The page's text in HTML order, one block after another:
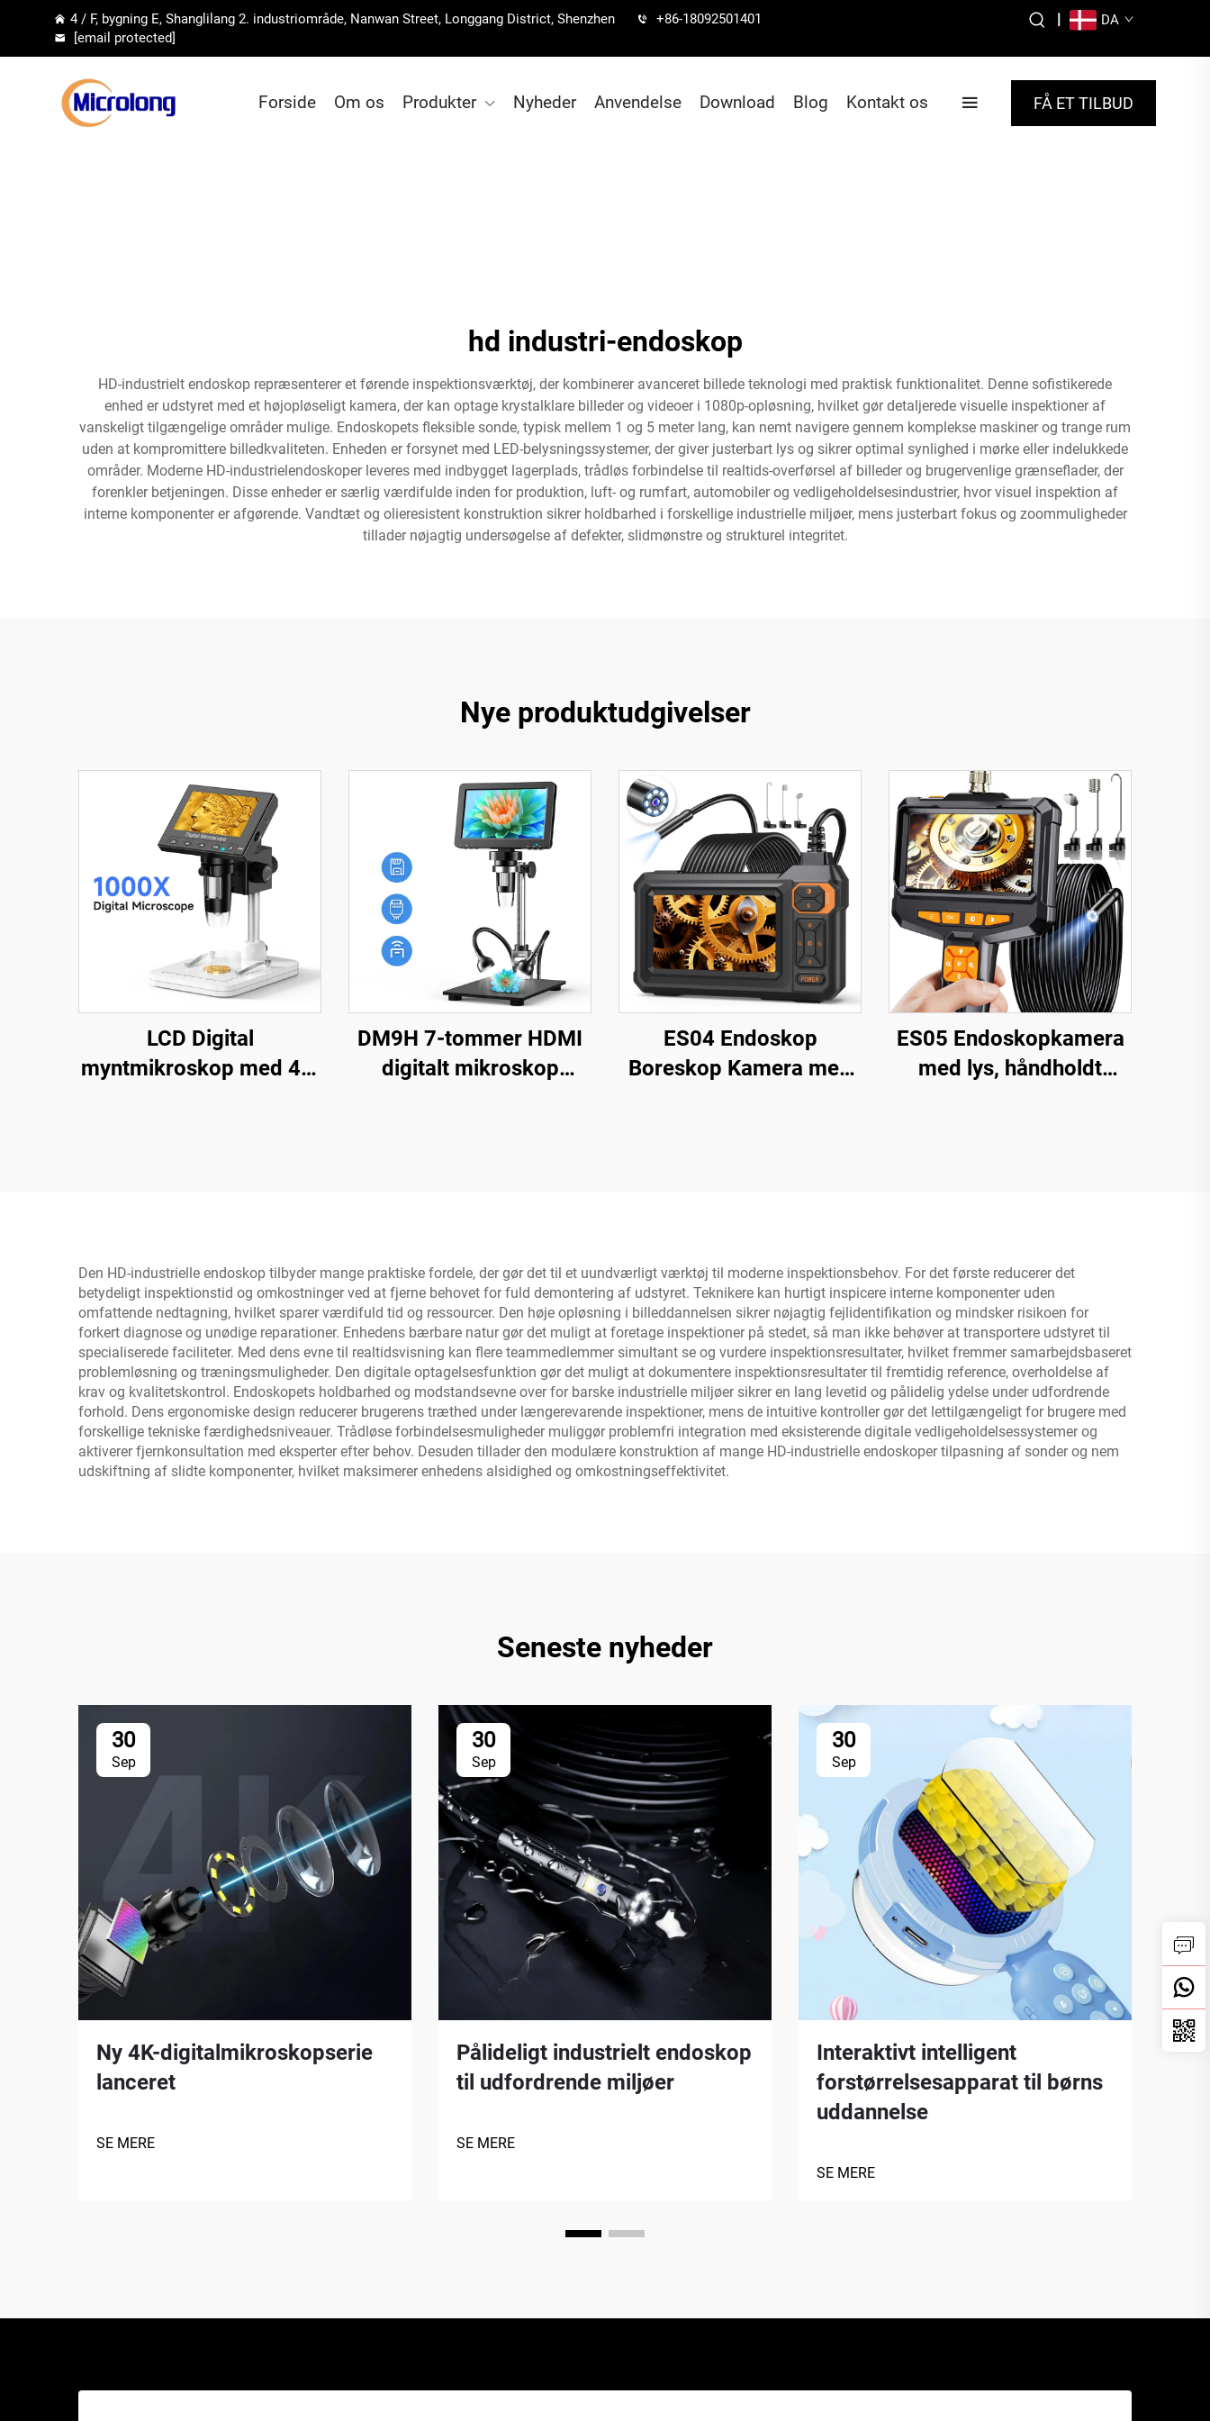
4 / F, bygning E, Shanglilang 2. industriområde, Nanwan Street, Longgang District, Shenzhen
+86-18092501401
[email protected]
| DA
Forside Om os Produkter Nyheder Anvendelse Download Blog Kontakt os FÅ ET TILBUD
hd industri-endoskop
HD-industrielt endoskop repræsenterer et førende inspektionsværktøj, der kombinerer avanceret billede teknologi med praktisk funktionalitet. Denne sofistikerede
enhed er udstyret med et højopløseligt kamera, der kan optage krystalklare billeder og videoer i 1080p-opløsning, hvilket gør detaljerede visuelle inspektioner af
vanskeligt tilgængelige områder mulige. Endoskopets fleksible sonde, typisk mellem 1 og 5 meter lang, kan nemt navigere gennem komplekse maskiner og trange rum
uden at kompromittere billedkvaliteten. Enheden er forsynet med LED-belysningssystemer, der giver justerbart lys og sikrer optimal synlighed i mørke eller indelukkede
områder. Moderne HD-industrielendoskoper leveres med indbygget lagerplads, trådløs forbindelse til realtids-overførsel af billeder og brugervenlige grænseflader, der
forenkler betjeningen. Disse enheder er særlig værdifulde inden for produktion, luft- og rumfart, automobiler og vedligeholdelsesindustrier, hvor visuel inspektion af
interne komponenter er afgørende. Vandtæt og olieresistent konstruktion sikrer holdbarhed i forskellige industrielle miljøer, mens justerbart fokus og zoommuligheder
tillader nøjagtig undersøgelse af defekter, slidmønstre og strukturel integritet.
Nye produktudgivelser
LCD Digital
myntmikroskop med 4,3
DM9H 7-tommer HDMI
digitalt mikroskop
ES04 Endoskop
Boreskop Kamera med
ES05 Endoskopkamera
med lys, håndholdt
Den HD-industrielle endoskop tilbyder mange praktiske fordele, der gør det til et uundværligt værktøj til moderne inspektionsbehov. For det første reducerer det
betydeligt inspektionstid og omkostninger ved at fjerne behovet for fuld demontering af udstyret. Teknikere kan hurtigt inspicere interne komponenter uden
omfattende nedtagning, hvilket sparer værdifuld tid og ressourcer. Den høje opløsning i billeddannelsen sikrer nøjagtig fejlidentifikation og mindsker risikoen for
forkert diagnose og unødige reparationer. Enhedens bærbare natur gør det muligt at foretage inspektioner på stedet, så man ikke behøver at transportere udstyret til
specialiserede faciliteter. Med dens evne til realtidsvisning kan flere teammedlemmer simultant se og vurdere inspektionsresultater, hvilket fremmer samarbejdsbaseret
problemløsning og træningsmuligheder. Den digitale optagelsesfunktion gør det muligt at dokumentere inspektionsresultater til fremtidig reference, overholdelse af
krav og kvalitetskontrol. Endoskopets holdbarhed og modstandsevne over for barske industrielle miljøer sikrer en lang levetid og pålidelig ydelse under udfordrende
forhold. Dens ergonomiske design reducerer brugerens træthed under længerevarende inspektioner, mens de intuitive kontroller gør det lettilgængeligt for brugere med
forskellige tekniske færdighedsniveauer. Trådløse forbindelsesmuligheder muliggør problemfri integration med eksisterende digitale vedligeholdelsessystemer og
aktiverer fjernkonsultation med eksperter efter behov. Desuden tillader den modulære konstruktion af mange HD-industrielle endoskoper tilpasning af sonder og nem
udskiftning af slidte komponenter, hvilket maksimerer enhedens alsidighed og omkostningseffektivitet.
Seneste nyheder
30
Sep
Ny 4K-digitalmikroskopserie
lanceret
SE MERE
30
Sep
Pålideligt industrielt endoskop
til udfordrende miljøer
SE MERE
30
Sep
Interaktivt intelligent
forstørrelsesapparat til børns
uddannelse
SE MERE